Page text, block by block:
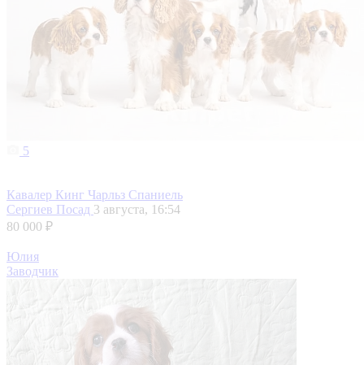
5
Кавалер Кинг Чарльз Спаниель
Сергиев Посад 3 августа, 16:54
80 000 ₽
Юлия
Заводчик